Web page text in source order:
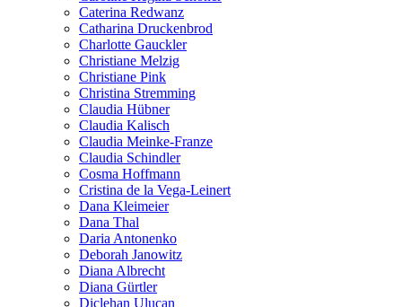
Caterina Redwanz
Catharina Druckenbrod
Charlotte Gauckler
Christiane Melzig
Christiane Pink
Christina Stremming
Claudia Hübner
Claudia Kalisch
Claudia Meinke-Franze
Claudia Schindler
Cosma Hoffmann
Cristina de la Vega-Leinert
Dana Kleimeier
Dana Thal
Daria Antonenko
Deborah Janowitz
Diana Albrecht
Diana Gürtler
Diclehan Ulucan